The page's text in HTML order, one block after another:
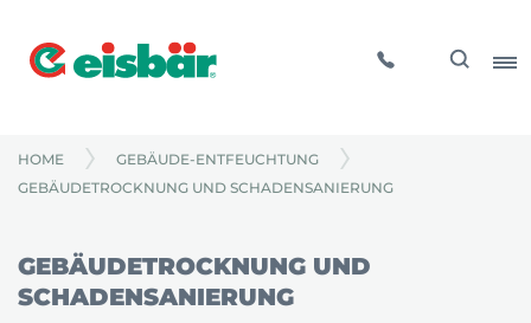
HOME
GEBÄUDE-ENTFEUCHTUNG
GEBÄUDETROCKNUNG UND SCHADENSANIERUNG
GEBÄUDETROCKNUNG UND
SCHADENSANIERUNG